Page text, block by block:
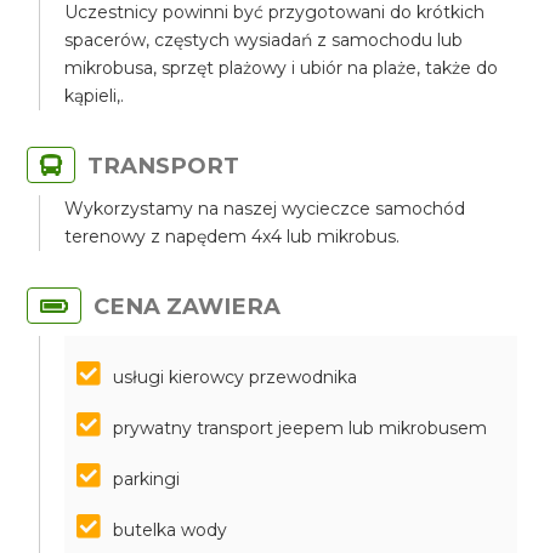
Uczestnicy powinni być przygotowani do krótkich
spacerów, częstych wysiadań z samochodu lub
mikrobusa, sprzęt plażowy i ubiór na plaże, także do
kąpieli,.
TRANSPORT
Wykorzystamy na naszej wycieczce samochód
terenowy z napędem 4x4 lub mikrobus.
CENA ZAWIERA
usługi kierowcy przewodnika
prywatny transport jeepem lub mikrobusem
parkingi
butelka wody